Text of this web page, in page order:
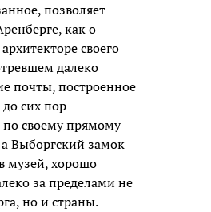
позволяет
как о
своего
далеко
почты, построенное
до сих пор
по своему прямому
Выборгский замок
музей, хорошо
за пределами не
но и страны.